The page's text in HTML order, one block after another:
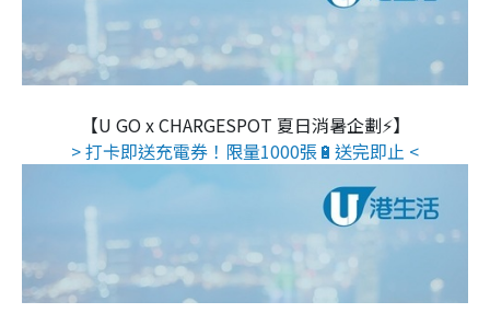
【U GO x CHARGESPOT 夏日消暑企劃⚡】
> 打卡即送充電券！限量1000張🔋送完即止 <